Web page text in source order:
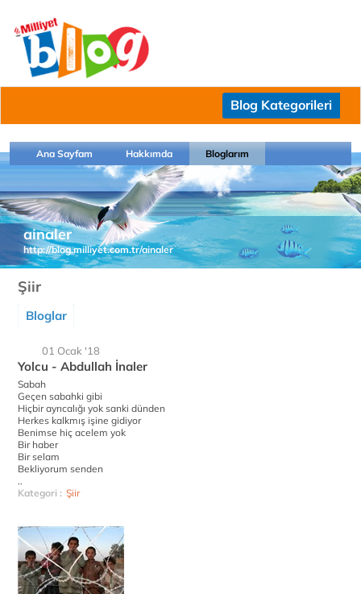
Blog Kategorileri
Ana Sayfam Hakkımda Bloglarım
ainaler
http://blog.milliyet.com.tr/ainaler
Şiir
Bloglar
01 Ocak '18
Yolcu - Abdullah İnaler
Sabah
Geçen sabahki gibi
Hiçbir ayrıcalığı yok sanki dünden
Herkes kalkmış işine gidiyor
Benimse hiç acelem yok
Bir haber
Bir selam
Bekliyorum senden
..
Kategori : Şiir